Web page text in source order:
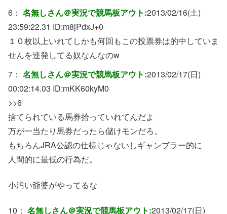
6： 名無しさん＠実況で競馬板アウト:2013/02/16(土)
23:59:22.31 ID:m8jPdxJ+0
１０枚以上いれてしかも何回もこの投票券は的中していま
せんを連発してる奴なんなのw
7： 名無しさん＠実況で競馬板アウト:2013/02/17(日)
00:02:14.03 ID:mKK60kyM0
>>6
捨てられている馬券拾っていれてんだよ
万が一当たり馬券だったら儲けモンだろ。
もちろんJRA公認の仕様じゃないしギャンブラー的に
人間的に最低の行為だ。
小汚い爺婆がやってるな
10： 名無しさん＠実況で競馬板アウト:2013/02/17(日)